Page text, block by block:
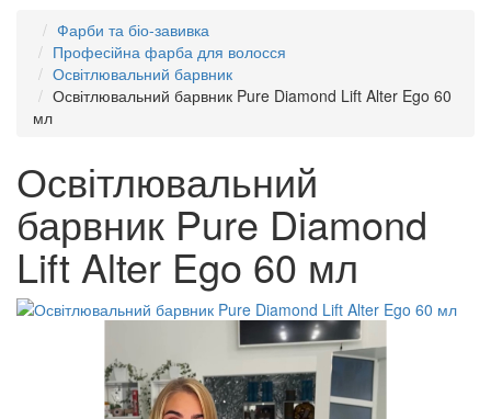
Фарби та біо-завивка
Професійна фарба для волосся
Освітлювальний барвник
Освітлювальний барвник Pure Diamond Lift Alter Ego 60
мл
Освітлювальний
барвник Pure Diamond
Lift Alter Ego 60 мл